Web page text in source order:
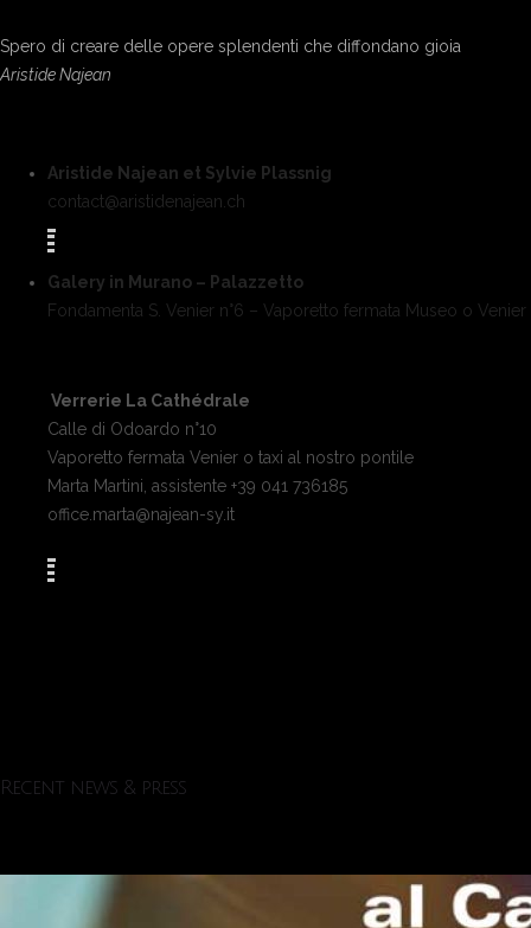
Spero di creare delle opere splendenti che diffondano gioia
Aristide Najean
Aristide Najean et Sylvie Plassnig
contact@aristidenajean.ch
Galery in Murano – Palazzetto
Fondamenta S. Venier n°6 – Vaporetto fermata Museo o Venier
Verrerie La Cathédrale
Calle di Odoardo n°10
Vaporetto fermata Venier o taxi al nostro pontile
Marta Martini, assistente +39 041 736185
office.marta@najean-sy.it
Recent news & press